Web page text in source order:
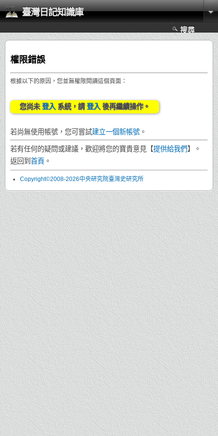
臺灣日記知識庫
搜尋
權限錯誤
根據以下的原因，您並無權限閱讀這個頁面：
您尚未登入 系統，請登入 後再繼續操作。
若尚無使用帳號，您可嘗試建立一個新帳號 。
若有任何的疑問或建議，歡迎將您的寶貴意見【提供給我們】。
返回到首頁 。
Copyright©2008-2026中央研究院臺灣史研究所